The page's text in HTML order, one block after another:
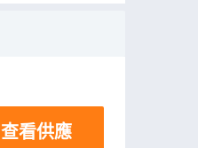
查看供應